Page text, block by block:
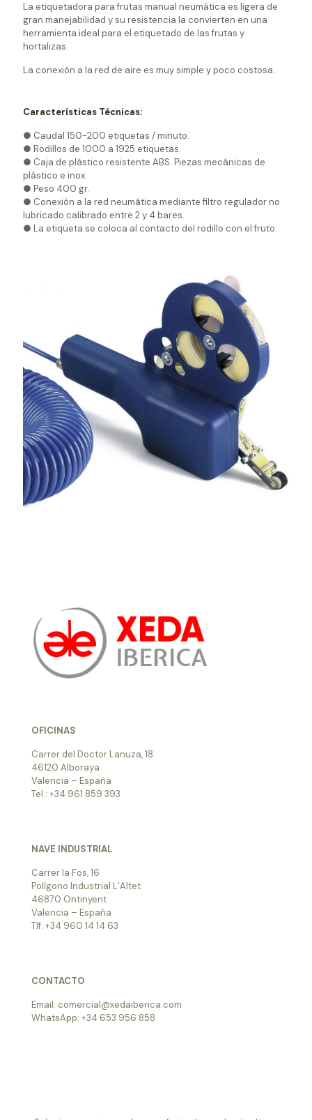
La etiquetadora para frutas manual neumática es ligera de
gran manejabilidad y su resistencia la convierten en una
herramienta ideal para el etiquetado de las frutas y
hortalizas.
La conexión a la red de aire es muy simple y poco costosa.
Características Técnicas:
● Caudal 150-200 etiquetas / minuto.
● Rodillos de 1000 a 1925 etiquetas.
● Caja de plástico resistente ABS. Piezas mecánicas de
plástico e inox.
● Peso 400 gr.
● Conexión a la red neumática mediante filtro regulador no
lubricado calibrado entre 2 y 4 bares.
● La etiqueta se coloca al contacto del rodillo con el fruto.
OFICINAS
Carrer del Doctor Lanuza, 18
46120 Alboraya
Valencia – España
Tel.: +34 961 859 393
NAVE INDUSTRIAL
Carrer la Fos, 16
Polígono Industrial L’Altet
46870 Ontinyent
Valencia – España
Tlf. +34 960 14 14 63
CONTACTO
Email: comercial@xedaiberica.com
WhatsApp: +34 653 956 858